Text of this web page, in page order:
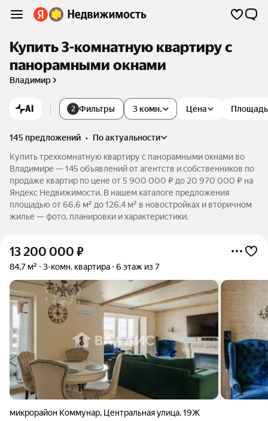
Купить 3-комнатную квартиру с
панорамными окнами
Владимир
AI 2 Фильтры 3 комн. Цена Площадь
145 предложений •
по актуальности
Купить трехкомнатную квартиру с панорамными окнами во
Владимире — 145 объявлений от агентств и собственников по
продаже квартир по цене от 5 900 000 ₽ до 20 970 000 ₽ на
Яндекс Недвижимости. В нашем каталоге предложения
площадью от 66,6 м² до 126,4 м² в новостройках и вторичном
жилье — фото, планировки и характеристики.
13 200 000 ₽
84,7 м² 3-комн. квартира 6 этаж из 7
микрорайон Коммунар, Центральная улица,19Ж